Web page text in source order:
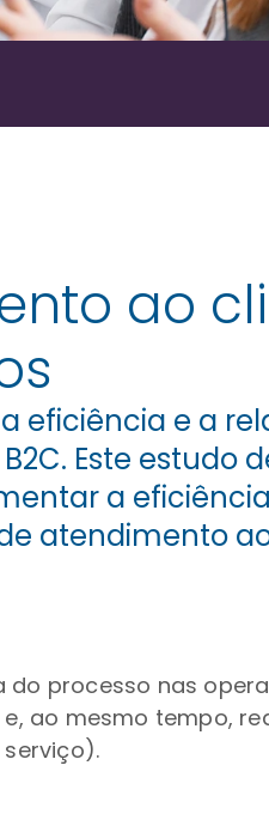
ao
eficiência e a
Este
a
atendimento
processo nas
ao mesmo tempo,
serviço).